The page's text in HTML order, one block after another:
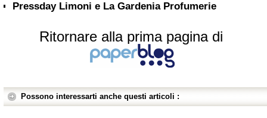
Pressday Limoni e La Gardenia Profumerie
Ritornare alla prima pagina di
Possono interessarti anche questi articoli :